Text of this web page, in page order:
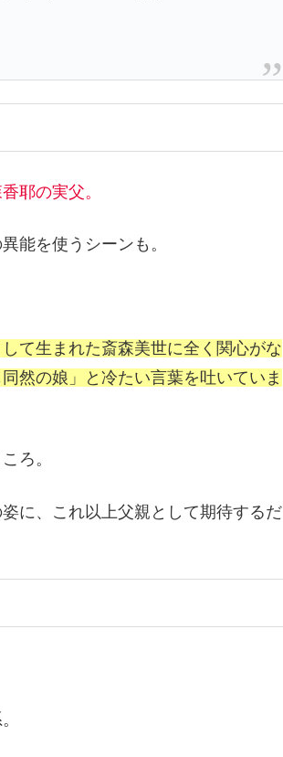
耶の実父。
能を使うシーンも。
て生まれた斎森美世に全く関心がな
然の娘」と冷たい言葉を吐いていま
ろ。
に、これ以上父親として期待するだ